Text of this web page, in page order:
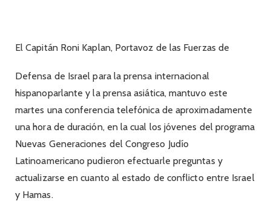
El Capitán Roni Kaplan, Portavoz de las Fuerzas de
Defensa de Israel para la prensa internacional
hispanoparlante y la prensa asiática, mantuvo este
martes una conferencia telefónica de aproximadamente
una hora de duración, en la cual los jóvenes del programa
Nuevas Generaciones del Congreso Judío
Latinoamericano pudieron efectuarle preguntas y
actualizarse en cuanto al estado de conflicto entre Israel
y Hamas.